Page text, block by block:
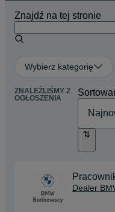
Znajdź na tej stronie
Wybierz kategorię
ZNALEŹLIŚMY 2
OGŁOSZENIA
Dealer